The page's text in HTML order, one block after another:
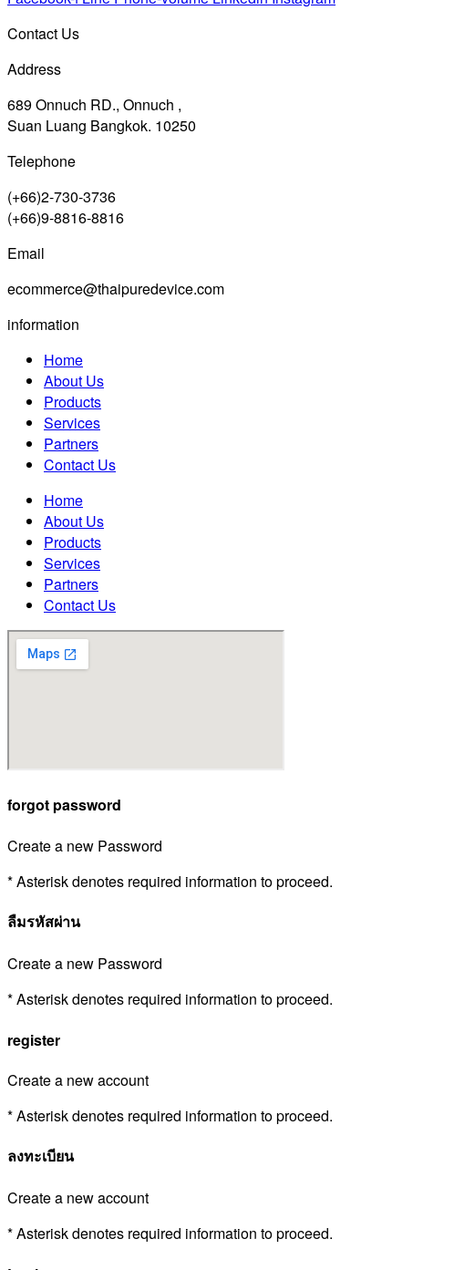
Contact Us
Address
689 Onnuch RD., Onnuch ,
Suan Luang Bangkok. 10250
Telephone
(+66)2-730-3736
(+66)9-8816-8816
Email
ecommerce@thaipuredevice.com
information
Home
About Us
Products
Services
Partners
Contact Us
Home
About Us
Products
Services
Partners
Contact Us
forgot password
Create a new Password
* Asterisk denotes required information to proceed.
ลืมรหัสผ่าน
Create a new Password
* Asterisk denotes required information to proceed.
register
Create a new account
* Asterisk denotes required information to proceed.
ลงทะเบียน
Create a new account
* Asterisk denotes required information to proceed.